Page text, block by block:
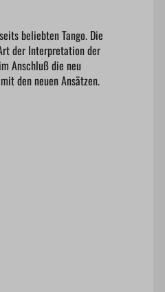
beliebten Tango. Die
der Interpretation der
Anschluß die neu
den neuen Ansätzen.